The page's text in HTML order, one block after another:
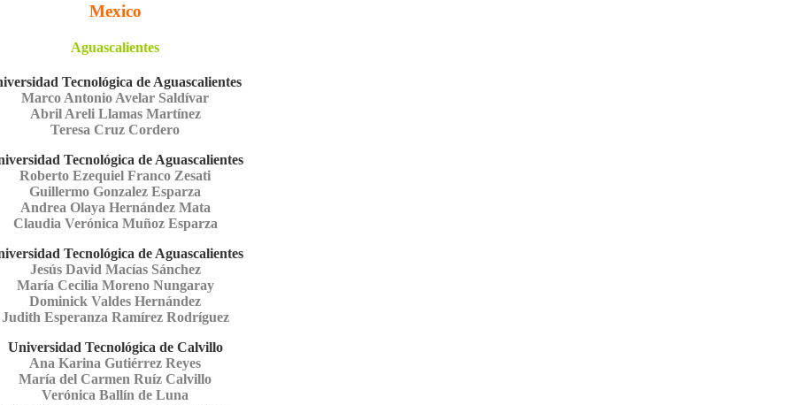
Mexico
Aguascalientes
Tecnológica de Aguascalientes
Marco Antonio Avelar Saldívar
Abril Areli Llamas Martínez
Teresa Cruz Cordero
Tecnológica de Aguascalientes
Roberto Ezequiel Franco Zesati
Guillermo Gonzalez Esparza
Andrea Olaya Hernández Mata
Claudia Verónica Muñoz Esparza
Tecnológica de Aguascalientes
Jesús David Macías Sánchez
María Cecilia Moreno Nungaray
Dominick Valdes Hernández
Judith Esperanza Ramírez Rodríguez
Universidad Tecnológica de Calvillo
Ana Karina Gutiérrez Reyes
María del Carmen Ruíz Calvillo
Verónica Ballín de Luna